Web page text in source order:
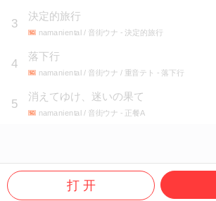
3
決定的旅行
namaniental / 音街ウナ - 決定的旅行
4
落下行
namaniental / 音街ウナ / 重音テト - 落下行
5
消えてゆけ、迷いの果て
namaniental / 音街ウナ - 正餐A
打 开